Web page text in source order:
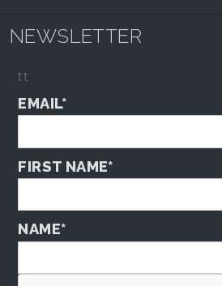
NEWSLETTER
tt
EMAIL*
FIRST NAME*
NAME*